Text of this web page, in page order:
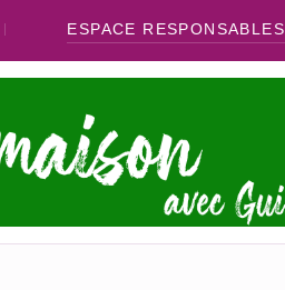
ESPACE RESPONSABLES